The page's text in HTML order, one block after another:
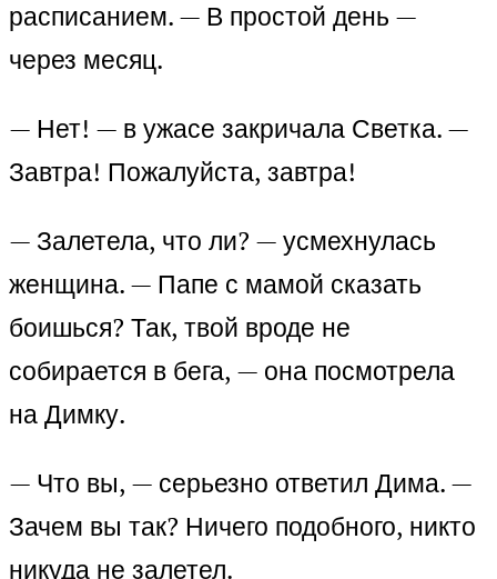
расписанием. — В простой день —
через месяц.
— Нет! — в ужасе закричала Светка. —
Завтра! Пожалуйста, завтра!
— Залетела, что ли? — усмехнулась
женщина. — Папе с мамой сказать
боишься? Так, твой вроде не
собирается в бега, — она посмотрела
на Димку.
— Что вы, — серьезно ответил Дима. —
Зачем вы так? Ничего подобного, никто
никуда не залетел.